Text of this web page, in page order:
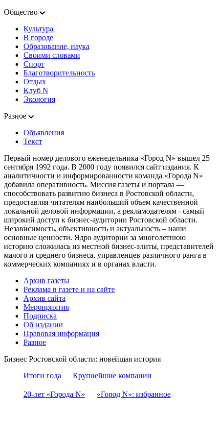
Общество
Культура
В городе
Образование, наука
Своими словами
Спорт
Благотворительность
Отдых
Клуб N
Экология
Разное
Объявления
Текст
Первый номер делового еженедельника «Город N» вышел 25
сентября 1992 года. В 2000 году появился сайт издания. К
аналитичности и информированности команда «Города N»
добавила оперативность. Миссия газеты и портала —
способствовать развитию бизнеса в Ростовской области,
предоставляя читателям наибольший объем качественной
локальной деловой информации, а рекламодателям - самый
широкий доступ к бизнес-аудитории Ростовской области.
Независимость, объективность и актуальность – наши
основные ценности. Ядро аудитории за многолетнюю
историю сложилась из местной бизнес-элиты, представителей
малого и среднего бизнеса, управленцев различного ранга в
коммерческих компаниях и в органах власти.
Архив газеты
Реклама в газете и на сайте
Архив сайта
Мероприятия
Подписка
Об издании
Правовая информация
Разное
Бизнес Ростовской области: новейшая история
Итоги года
Крупнейшие компании
20-лет «Города N» «Город N»: избранное